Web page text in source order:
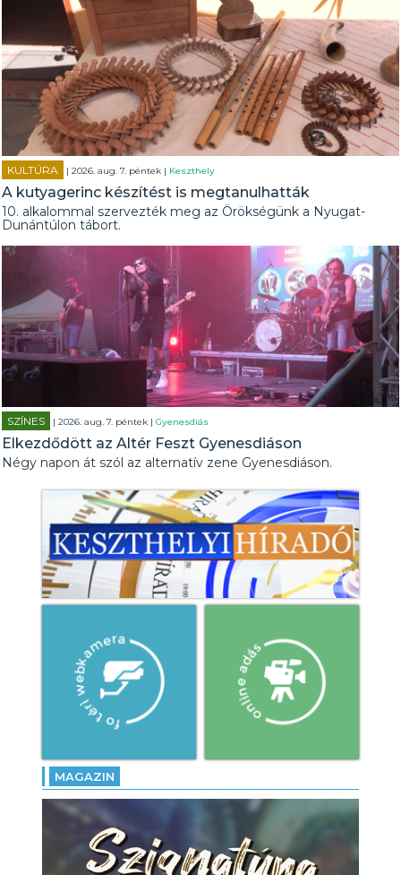
KULTÚRA | 2026. aug. 7. péntek | Keszthely
A kutyagerinc készítést is megtanulhatták
10. alkalommal szervezték meg az Örökségünk a Nyugat-
Dunántúlon tábort.
SZÍNES | 2026. aug. 7. péntek |Gyenesdiás
Elkezdődött az Altér Feszt Gyenesdiáson
Négy napon át szól az alternatív zene Gyenesdiáson.
MAGAZIN